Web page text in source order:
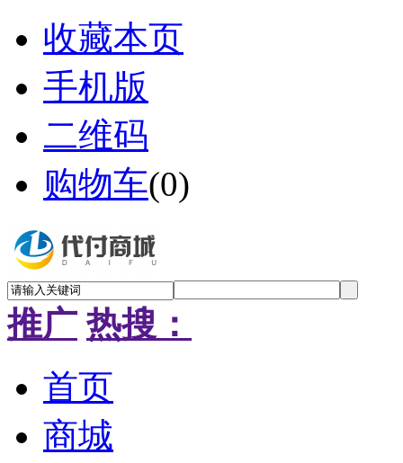
收藏本页
手机版
二维码
购物车(0)
推广 热搜：
首页
商城